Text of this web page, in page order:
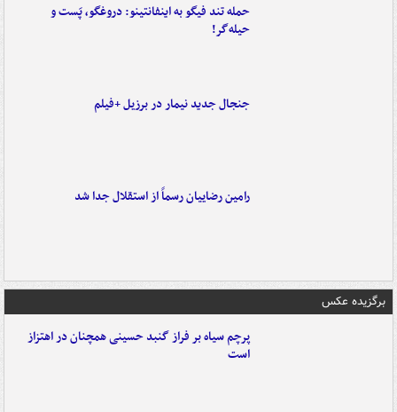
حمله تند فیگو به اینفانتینو: دروغگو، پَست‌ و
حیله‌گر!
جنجال جدید نیمار در برزیل +فیلم
رامین رضاییان رسماً از استقلال جدا شد
برگزیده عکس
پرچم سیاه بر فراز گنبد حسینی همچنان در اهتزاز
است